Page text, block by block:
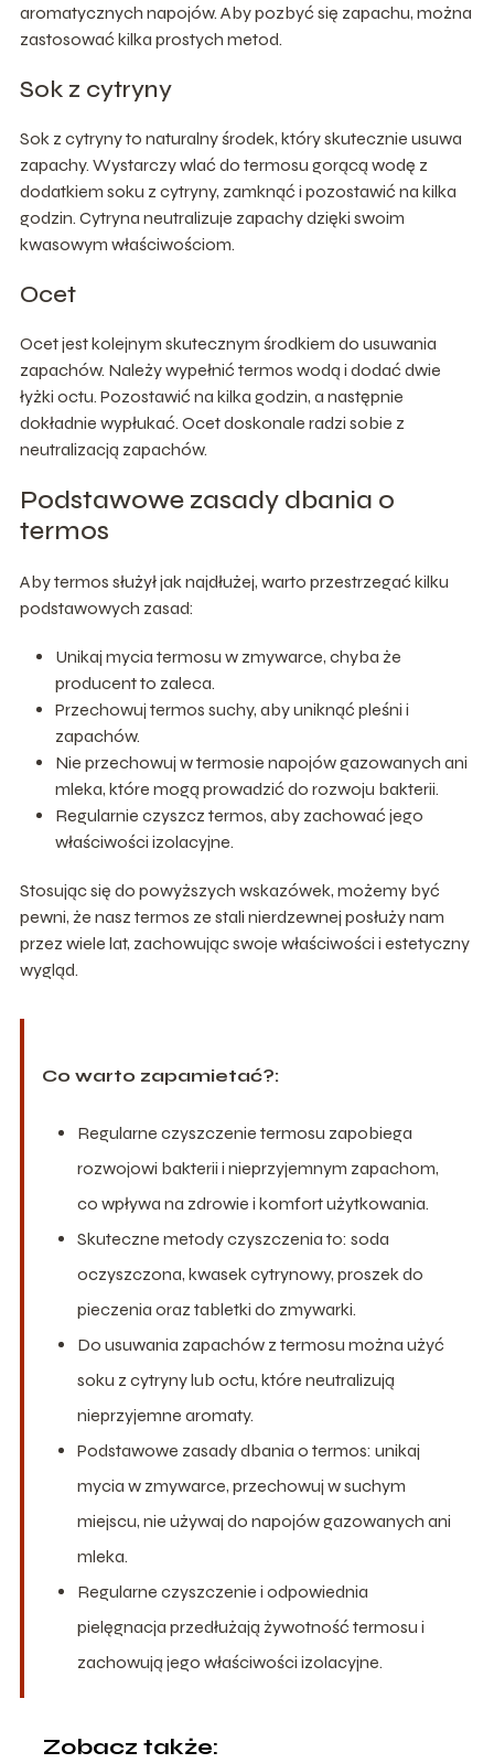
aromatycznych napojów. Aby pozbyć się zapachu, można
zastosować kilka prostych metod.
Sok z cytryny
Sok z cytryny to naturalny środek, który skutecznie usuwa
zapachy. Wystarczy wlać do termosu gorącą wodę z
dodatkiem soku z cytryny, zamknąć i pozostawić na kilka
godzin. Cytryna neutralizuje zapachy dzięki swoim
kwasowym właściwościom.
Ocet
Ocet jest kolejnym skutecznym środkiem do usuwania
zapachów. Należy wypełnić termos wodą i dodać dwie
łyżki octu. Pozostawić na kilka godzin, a następnie
dokładnie wypłukać. Ocet doskonale radzi sobie z
neutralizacją zapachów.
Podstawowe zasady dbania o
termos
Aby termos służył jak najdłużej, warto przestrzegać kilku
podstawowych zasad:
Unikaj mycia termosu w zmywarce, chyba że
producent to zaleca.
Przechowuj termos suchy, aby uniknąć pleśni i
zapachów.
Nie przechowuj w termosie napojów gazowanych ani
mleka, które mogą prowadzić do rozwoju bakterii.
Regularnie czyszcz termos, aby zachować jego
właściwości izolacyjne.
Stosując się do powyższych wskazówek, możemy być
pewni, że nasz termos ze stali nierdzewnej posłuży nam
przez wiele lat, zachowując swoje właściwości i estetyczny
wygląd.
Co warto zapamietać?:
Regularne czyszczenie termosu zapobiega
rozwojowi bakterii i nieprzyjemnym zapachom,
co wpływa na zdrowie i komfort użytkowania.
Skuteczne metody czyszczenia to: soda
oczyszczona, kwasek cytrynowy, proszek do
pieczenia oraz tabletki do zmywarki.
Do usuwania zapachów z termosu można użyć
soku z cytryny lub octu, które neutralizują
nieprzyjemne aromaty.
Podstawowe zasady dbania o termos: unikaj
mycia w zmywarce, przechowuj w suchym
miejscu, nie używaj do napojów gazowanych ani
mleka.
Regularne czyszczenie i odpowiednia
pielęgnacja przedłużają żywotność termosu i
zachowują jego właściwości izolacyjne.
Zobacz także: